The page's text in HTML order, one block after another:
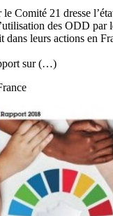
Comité 21 dresse
des ODD par
dans leurs actions en
sur (…)